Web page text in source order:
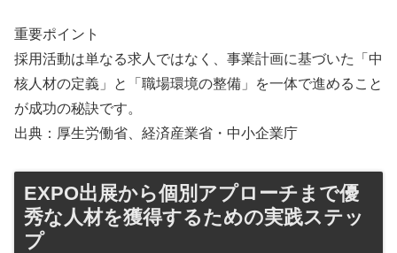
重要ポイント
採用活動は単なる求人ではなく、事業計画に基づいた「中
核人材の定義」と「職場環境の整備」を一体で進めること
が成功の秘訣です。
出典：厚生労働省、経済産業省・中小企業庁
EXPO出展から個別アプローチまで優
秀な人材を獲得するための実践ステッ
プ